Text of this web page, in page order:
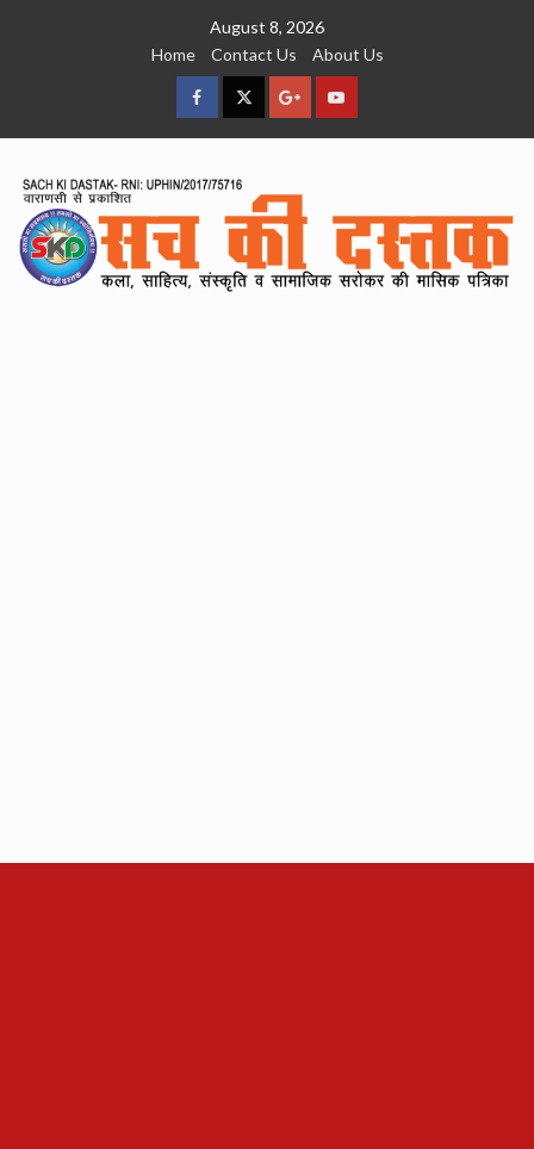
August 8, 2026
Home
Contact Us About Us
facebookTwitterGoogleYouTube